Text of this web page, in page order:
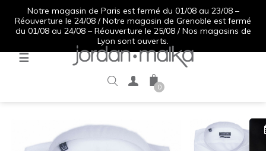
Notre magasin de Paris est fermé du 01/08 au 23/08 –
Réouverture le 24/08 / Notre magasin de Grenoble est fermé
du 01/08 au 24/08 – Réouverture le 25/08 / Nos magasins de
Lyon sont ouverts.
Basculer
☰
0